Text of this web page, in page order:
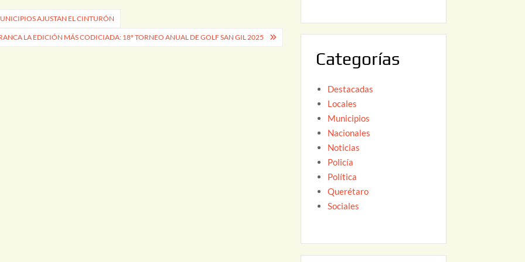
AJUSTAN EL CINTURÓN
LA EDICIÓN MÁS CODICIADA: 18º TORNEO ANUAL DE GOLF SAN GIL 2025
2
Categorías
Destacadas
Locales
Municipios
Nacionales
Noticias
Policía
Política
Querétaro
Sociales